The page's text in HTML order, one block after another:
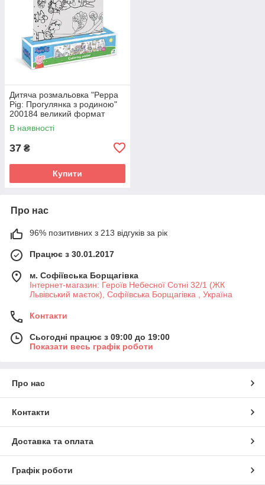
Дитяча розмальовка "Peppa
Pig: Прогулянка з родиною"
200184 великий формат
70×16 см
В наявності
37 ₴
Купити
Про нас
96% позитивних з 213 відгуків за рік
Працює з 30.01.2017
м. Софіївська Борщагівка
Інтернет-магазин: Героїв Небесної Сотні 32/1 (ЖК
Львівський маєток), Софіївська Борщагівка , Україна
Контакти
Сьогодні працює з 09:00 до 19:00
Показати весь графік роботи
Про нас
Контакти
Доставка та оплата
Графік роботи